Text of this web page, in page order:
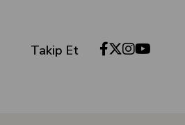
Takip Et